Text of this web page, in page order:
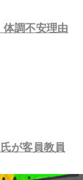
調不安理由
が客員教員